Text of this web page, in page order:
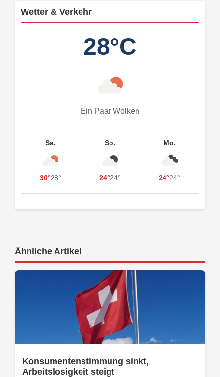
Wetter & Verkehr
28°C
Ein Paar Wolken
Sa.
30°28°
So.
24°24°
Mo.
24°24°
Ähnliche Artikel
Konsumentenstimmung sinkt,
Arbeitslosigkeit steigt